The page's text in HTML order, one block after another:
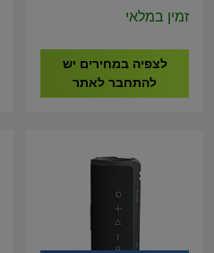
Bluetooth Blue
זמין במלאי
לצפיה במחירים יש
להתחבר לאתר